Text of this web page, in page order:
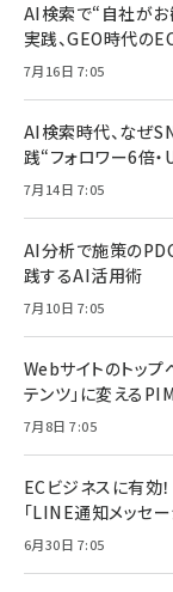
AI検索で“自社がお
実践、GEO時代の
7月16日 7:05
AI検索時代、なぜ
践“フォロワー6倍
7月14日 7:05
AI分析で施策の
践するAI活用術
7月10日 7:05
Webサイトのトッ
テンツ」に変える
7月8日 7:05
ECビジネスに有効
「LINE通知メッセー
6月30日 7:05